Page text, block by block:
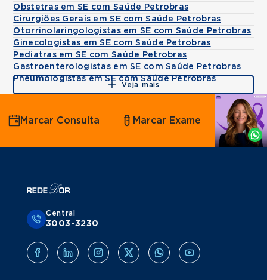
Obstetras em SE com Saúde Petrobras
Cirurgiões Gerais em SE com Saúde Petrobras
Otorrinolaringologistas em SE com Saúde Petrobras
Ginecologistas em SE com Saúde Petrobras
Pediatras em SE com Saúde Petrobras
Gastroenterologistas em SE com Saúde Petrobras
Pneumologistas em SE com Saúde Petrobras
Veja mais
Agende
por
Whatsapp
Marcar Consulta Marcar Exame
Central
3003-3230